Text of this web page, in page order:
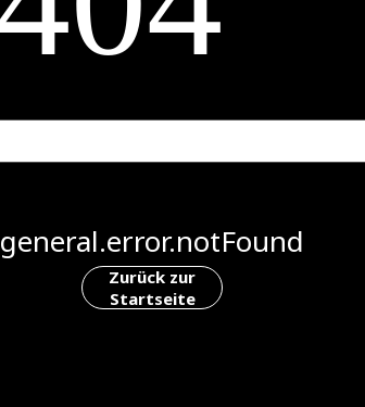
general.error.notFound
Zurück zur
Startseite